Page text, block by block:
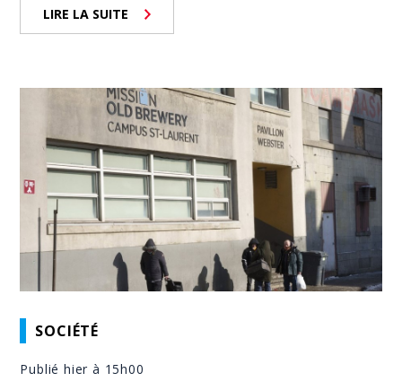
LIRE LA SUITE
SOCIÉTÉ
Publié hier à 15h00